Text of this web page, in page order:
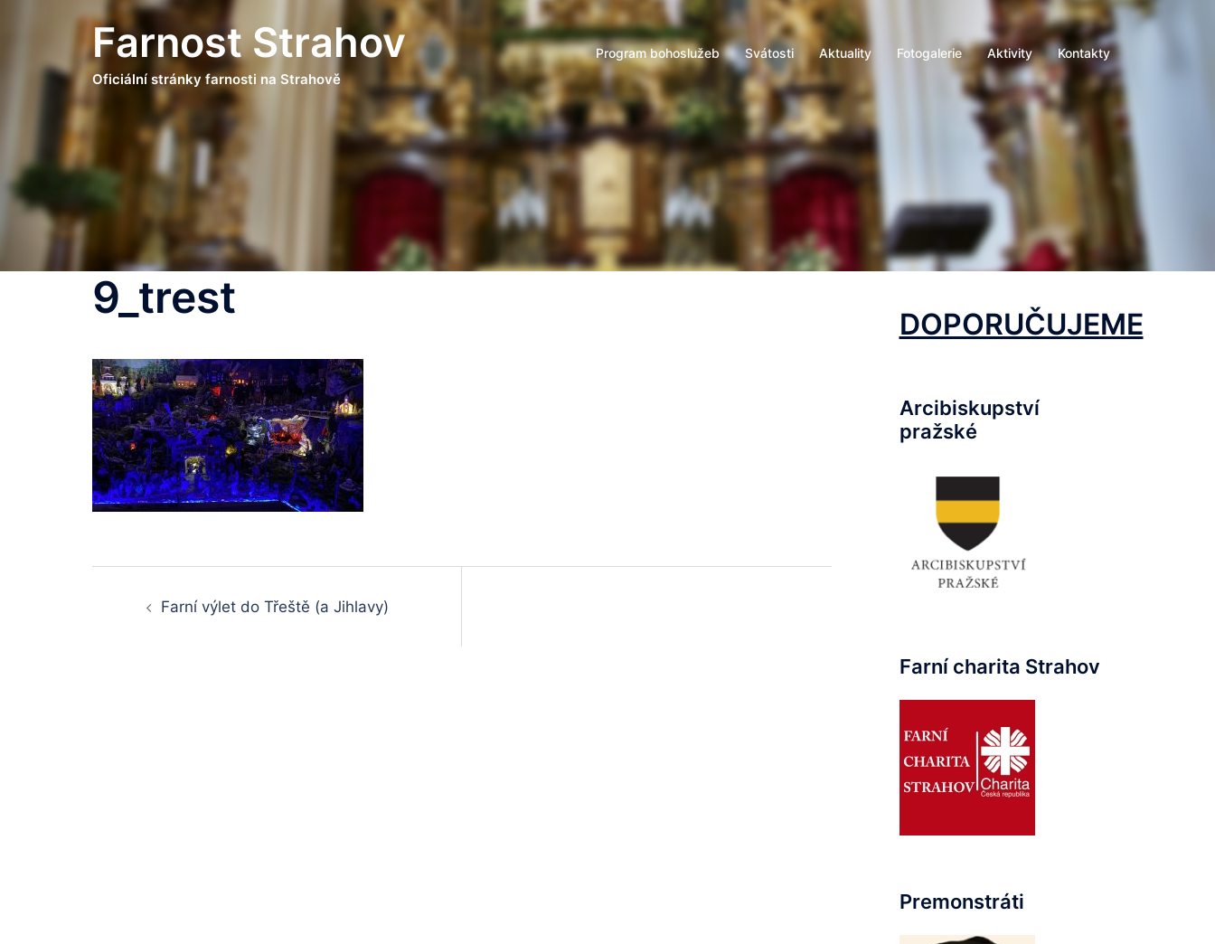
content
Farnost Strahov
Oficiální stránky farnosti na Strahově
Program bohoslužeb Svátosti Aktuality Fotogalerie Aktivity Kontakty
9_trest
navigation
Farní výlet do Třeště (a Jihlavy)
DOPORUČUJEME
Arcibiskupství
pražské
Farní charita Strahov
Premonstráti